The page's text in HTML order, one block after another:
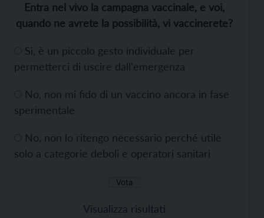
Entra nel vivo la campagna vaccinale, e voi,
quando ne avrete la possibilità, vi vaccinerete?
Sì, è un piccolo gesto individuale per
permetterci di uscire dall'emergenza
No, non mi fido di un vaccino ancora in fase
sperimentale
No, non lo ritengo necessario perché utile
solo a categorie deboli e operatori sanitari
Visualizza risultati